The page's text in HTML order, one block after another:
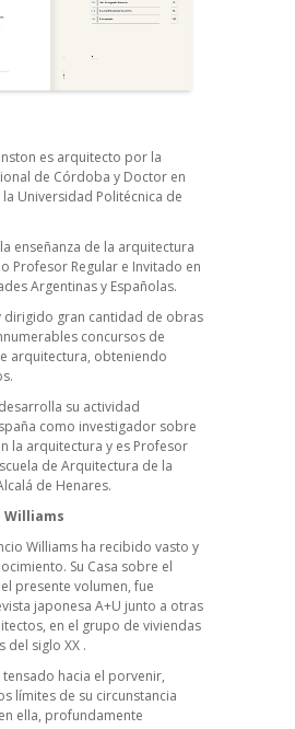
es arquitecto por la
de Córdoba y Doctor en
Universidad Politécnica de
enseñanza de la arquitectura
Profesor Regular e Invitado en
Argentinas y Españolas.
dirigido gran cantidad de obras
concursos de
arquitectura, obteniendo
su actividad
como investigador sobre
la arquitectura y es Profesor
de Arquitectura de la
de Henares.
Williams
Williams ha recibido vasto y
Su Casa sobre el
presente volumen, fue
japonesa A+U junto a otras
en el grupo de viviendas
del siglo XX .
tensado hacia el porvenir,
límites de su circunstancia
ella, profundamente